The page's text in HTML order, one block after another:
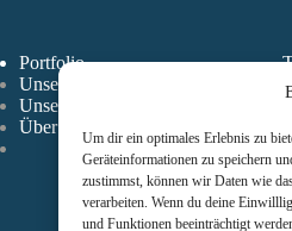
Um dir ein optimales Erlebnis zu
Geräteinformationen zu speichern
zustimmst, können wir Daten wie
verarbeiten. Wenn du deine
und Funktionen beeinträchtigt
Portfolio
Unser Ansatz
Unser Ablauf
Über uns